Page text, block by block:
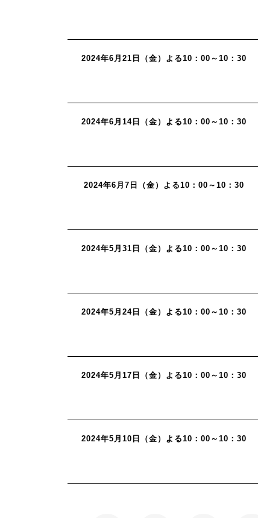
2024年6月21日（金）よる10：00～10：30
2024年6月14日（金）よる10：00～10：30
2024年6月7日（金）よる10：00～10：30
2024年5月31日（金）よる10：00～10：30
2024年5月24日（金）よる10：00～10：30
2024年5月17日（金）よる10：00～10：30
2024年5月10日（金）よる10：00～10：30